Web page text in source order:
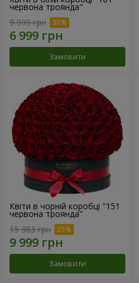
червона троянда"
9 999 грн
Замовити
Квіти в чорній коробці "151
червона троянда"
15 383 грн
Замовити